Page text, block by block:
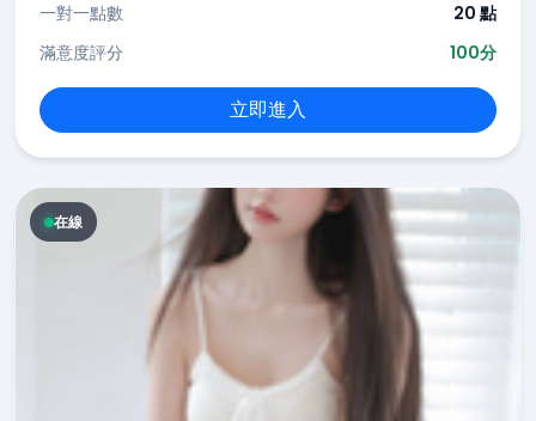
一對一點數
20 點
滿意度評分
100分
立即進入
在線